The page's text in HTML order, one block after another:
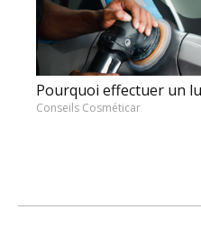
Pourquoi effectuer un
Conseils Cosméticar